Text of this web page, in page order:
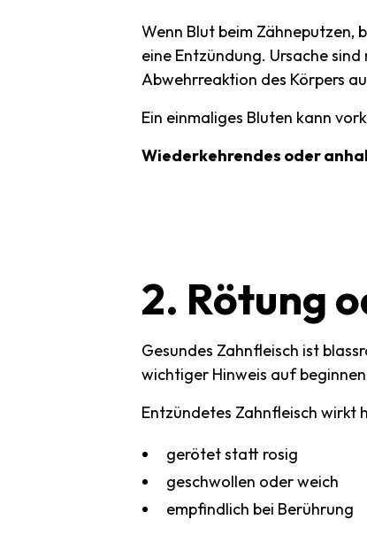
Wenn Blut beim Zähneputzen,
eine Entzündung. Ursache
Abwehrreaktion des Körpers
Ein einmaliges Bluten kann
Wiederkehrendes oder
2. Rötung
Gesundes Zahnfleisch ist
wichtiger Hinweis auf
Entzündetes Zahnfleisch wirkt
gerötet statt rosig
geschwollen oder weich
empfindlich bei Berührung